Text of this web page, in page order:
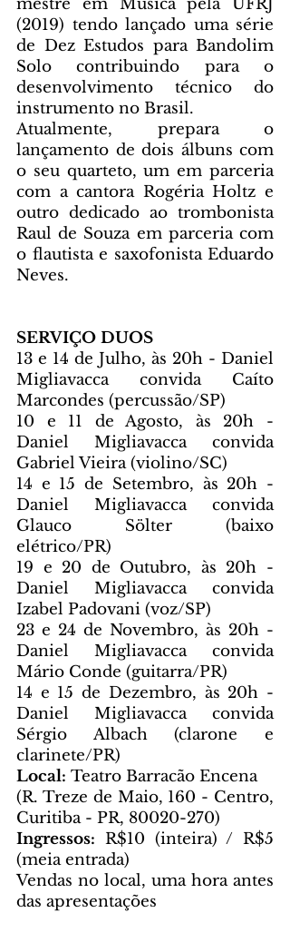
mestre em Música pela UFRJ
(2019) tendo lançado uma série
de Dez Estudos para Bandolim
Solo contribuindo para o
desenvolvimento técnico do
instrumento no Brasil.
Atualmente, prepara o
lançamento de dois álbuns com
o seu quarteto, um em parceria
com a cantora Rogéria Holtz e
outro dedicado ao trombonista
Raul de Souza em parceria com
o flautista e saxofonista Eduardo
Neves.
SERVIÇO DUOS
13 e 14 de Julho, às 20h - Daniel
Migliavacca convida Caíto
Marcondes (percussão/SP)
10 e 11 de Agosto, às 20h -
Daniel Migliavacca convida
Gabriel Vieira (violino/SC)
14 e 15 de Setembro, às 20h -
Daniel Migliavacca convida
Glauco Sölter (baixo
elétrico/PR)
19 e 20 de Outubro, às 20h -
Daniel Migliavacca convida
Izabel Padovani (voz/SP)
23 e 24 de Novembro, às 20h -
Daniel Migliavacca convida
Mário Conde (guitarra/PR)
14 e 15 de Dezembro, às 20h -
Daniel Migliavacca convida
Sérgio Albach (clarone e
clarinete/PR)
Local: Teatro Barracão Encena
(R. Treze de Maio, 160 - Centro,
Curitiba - PR, 80020-270)
Ingressos: R$10 (inteira) / R$5
(meia entrada)
Vendas no local, uma hora antes
das apresentações